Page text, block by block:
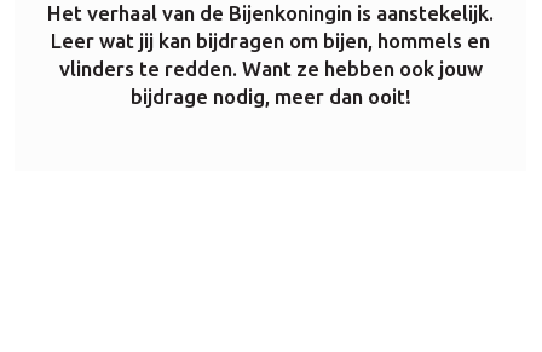
Het verhaal van de Bijenkoningin is aanstekelijk.
Leer wat jij kan bijdragen om bijen, hommels en
vlinders te redden. Want ze hebben ook jouw
bijdrage nodig, meer dan ooit!